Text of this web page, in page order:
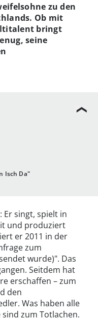
Isch Da"
zu den
Ob mit
bringt
seine
Er singt, spielt in
und produziert
er 2011 in der
zum
wurde)". Das
Seitdem hat
erschaffen – zum
den
Was haben alle
sind zum Totlachen.